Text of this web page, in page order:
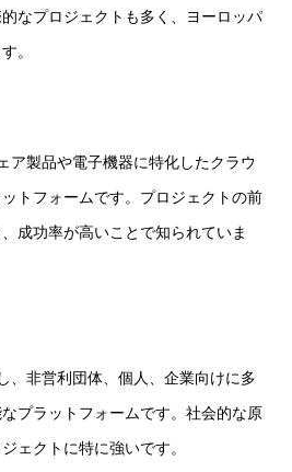
なプロジェクトも多く、ヨーロッパ
。
ア製品や電子機器に特化したクラウ
トフォームです。プロジェクトの前
成功率が高いことで知られていま
、非営利団体、個人、企業向けに多
プラットフォームです。社会的な原
ェクトに特に強いです。